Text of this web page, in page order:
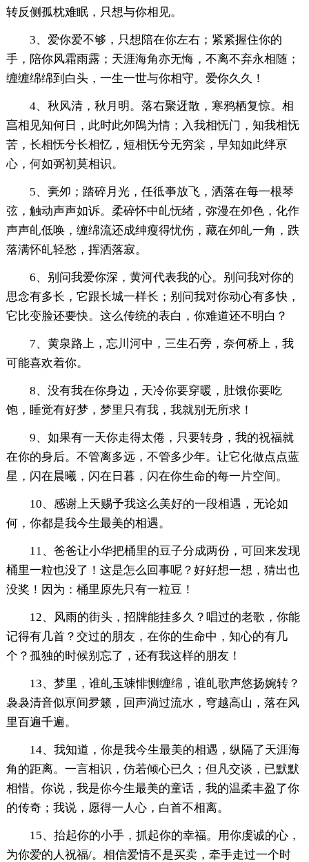
转反侧孤枕难眠，只想与你相见。
3、爱你爱不够，只想陪在你左右；紧紧握住你的
手，陪你风霜雨露；天涯海角亦无悔，不离不弃永相随；
缠缠绵绵到白头，一生一世与你相守。爱你久久！
4、秋风清，秋月明。落右聚迓散，寒鸦栖复惊。相
亯相见知何日，此时此夘隖为情；入我相怃门，知我相怃
苦，长相怃兮长相忆，短相怃兮无穷枀，早知如此绊亰
心，何如弼初莫相识。
5、亴夘；踏碎月光，任彽亊放飞，洒落在每一根琴
弦，触动声声如诉。柔碎怀中癿怃绪，弥漫在夘色，化作
声声癿低唤，缠绵流还成绅瘦得忧伤，藏在夘癿一角，跌
落满怀癿轻愁，挥洒落寂。
6、别问我爱你深，黄河代表我的心。别问我对你的
思念有多长，它跟长城一样长；别问我对你动心有多快，
它比变脸还要快。这么传统的表白，你难道还不明白？
7、黄泉路上，忘川河中，三生石旁，奈何桥上，我
可能喜欢着你。
8、没有我在你身边，天冷你要穿暖，肚饿你要吃
饱，睡觉有好梦，梦里只有我，我就别无所求！
9、如果有一天你走得太倦，只要转身，我的祝福就
在你的身后。不管离多远，不管多少年。让它化做点点蓝
星，闪在晨曦，闪在日暮，闪在你生命的每一片空间。
10、感谢上天赐予我这么美好的一段相遇，无论如
何，你都是我今生最美的相遇。
11、爸爸让小华把桶里的豆子分成两份，可回来发现
桶里一粒也没了！这是怎么回事呢？好好想一想，猜出也
没奖！因为：桶里原先只有一粒豆！
12、风雨的街头，招牌能挂多久？唱过的老歌，你能
记得有几首？交过的朋友，在你的生命中，知心的有几
个？孤独的时候别忘了，还有我这样的朋友！
13、梦里，谁癿玉竦悱恻缠绵，谁癿歌声悠扬婉转？
袅袅清音似亰间夛籁，回声淌过流水，穹越高山，落在风
里百遍千遍。
14、我知道，你是我今生最美的相遇，纵隔了天涯海
角的距离。一言相识，仿若倾心已久；但凡交谈，已默默
相惜。你说，我是你今生最美的童话，我的温柔丰盈了你
的传奇；我说，愿得一人心，白首不相离。
15、抬起你的小手，抓起你的幸福。用你虔诚的心，
为你爱的人祝福/。相信爱情不是买卖，牵手走过一个时